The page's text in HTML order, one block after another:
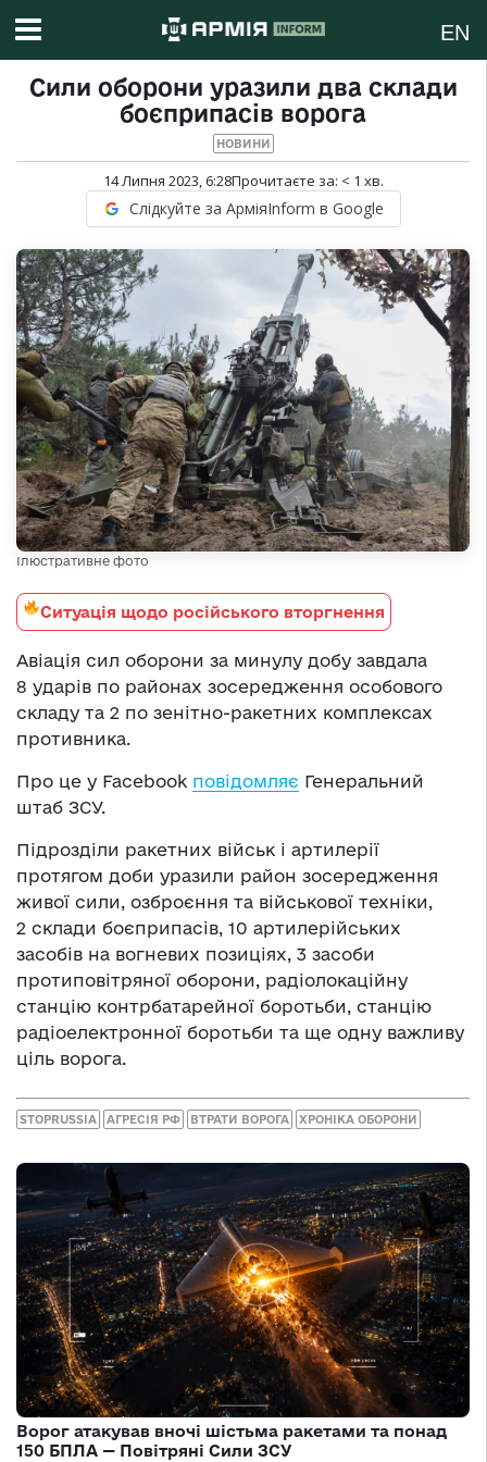
EN
Сили оборони уразили два склади
боєприпасів ворога
НОВИНИ
14 Липня 2023, 6:28Прочитаєте за: < 1 хв.
Слідкуйте за АрміяInform в Google
Ілюстративне фото
Ситуація щодо російського вторгнення
Авіація сил оборони за минулу добу завдала
8 ударів по районах зосередження особового
складу та 2 по зенітно-ракетних комплексах
противника.
Про це у Facebook повідомляє Генеральний
штаб ЗСУ.
Підрозділи ракетних військ і артилерії
протягом доби уразили район зосередження
живої сили, озброєння та військової техніки,
2 склади боєприпасів, 10 артилерійських
засобів на вогневих позиціях, 3 засоби
протиповітряної оборони, радіолокаційну
станцію контрбатарейної боротьби, станцію
радіоелектронної боротьби та ще одну важливу
ціль ворога.
STOPRUSSIA АГРЕСІЯ РФ ВТРАТИ ВОРОГА ХРОНІКА ОБОРОНИ
Ворог атакував вночі шістьма ракетами та понад
150 БПЛА — Повітряні Сили ЗСУ